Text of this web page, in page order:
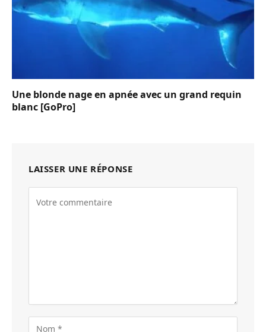
Une blonde nage en apnée avec un grand requin
blanc [GoPro]
LAISSER UNE RÉPONSE